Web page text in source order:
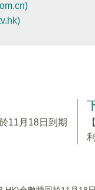
11月18日到期